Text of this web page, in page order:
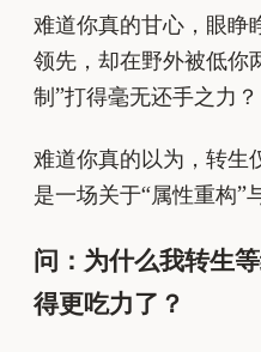
难道你真的甘心，眼睁
领先，却在野外被低你
制”打得毫无还手之力？
难道你真的以为，转生
是一场关于“属性重构”
问：为什么我转生
得更吃力了？